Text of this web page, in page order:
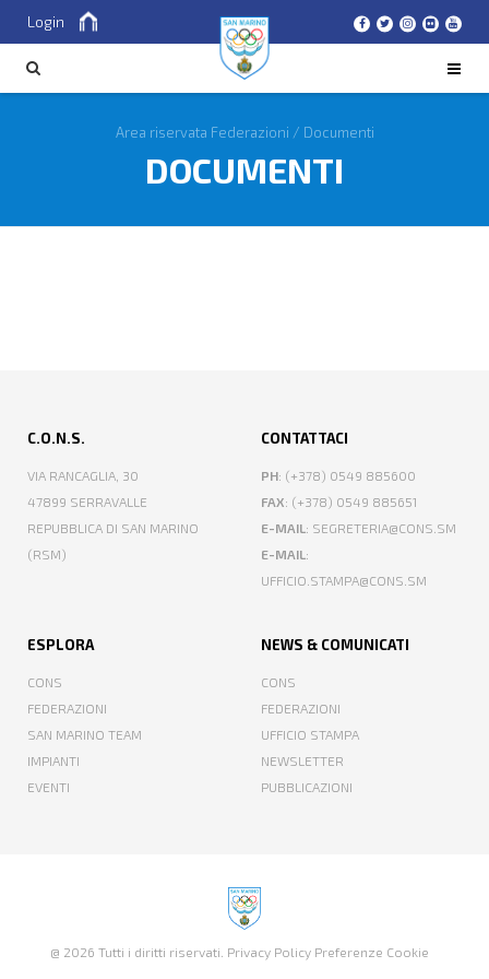
Login
Area riservata Federazioni / Documenti
DOCUMENTI
C.O.N.S.
VIA RANCAGLIA, 30
47899 SERRAVALLE
REPUBBLICA DI SAN MARINO
(RSM)
CONTATTACI
PH: (+378) 0549 885600
FAX: (+378) 0549 885651
E-MAIL: SEGRETERIA@CONS.SM
E-MAIL:
UFFICIO.STAMPA@CONS.SM
ESPLORA
CONS
FEDERAZIONI
SAN MARINO TEAM
IMPIANTI
EVENTI
NEWS & COMUNICATI
CONS
FEDERAZIONI
UFFICIO STAMPA
NEWSLETTER
PUBBLICAZIONI
@ 2026 Tutti i diritti riservati. Privacy Policy Preferenze Cookie